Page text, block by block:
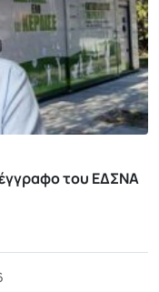
του ΕΔΣΝΑ